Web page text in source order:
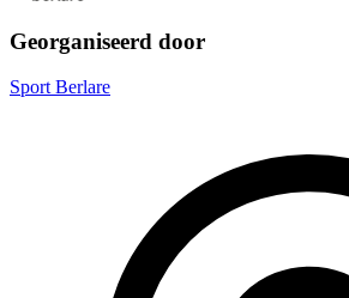
Georganiseerd door
Sport Berlare